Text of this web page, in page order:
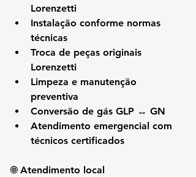
Lorenzetti
Instalação conforme normas
técnicas
Troca de peças originais
Lorenzetti
Limpeza e manutenção
preventiva
Conversão de gás GLP ↔ GN
Atendimento emergencial com
técnicos certificados
🌐 Atendimento local